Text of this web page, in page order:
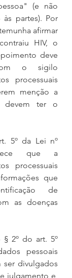
(e não
partes). Por
afirmar
HIV, o
deve
o sigilo
processuais
menção a
devem ter o
5º da Lei nº
que a
processuais
que
de
as doenças
§ 2º do art. 5º
pessoais
ser divulgados
julgamento e,